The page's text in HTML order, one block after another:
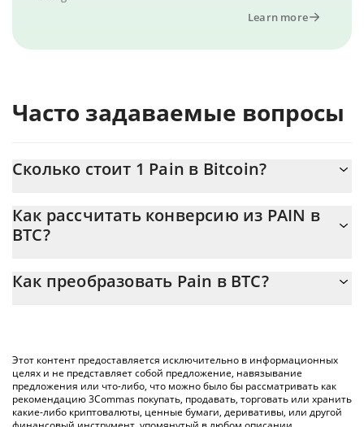
Learn more
Часто задаваемые вопросы
Сколько стоит 1 Pain в Bitcoin?
На данный момент 1 Pain равно 0.00000695 {toSymbol
Как рассчитать конверсию из PAIN в
BTC?
конвертации PAIN в BTC, просто введя сумму Pain в
Вы также можете использовать приведенную выше таблицу
цен Pain, чтобы проверить последние цены на Pain в
основных фиатных и криптовалютах.
Как преобразовать Pain в BTC?
Этот контент предоставляется исключительно в информационных
целях и не представляет собой предложение, навязывание
предложения или что-либо, что можно было бы рассматривать как
рекомендацию 3Commas покупать, продавать, торговать или хранить
какие-либо криптовалюты, ценные бумаги, деривативы, или другой